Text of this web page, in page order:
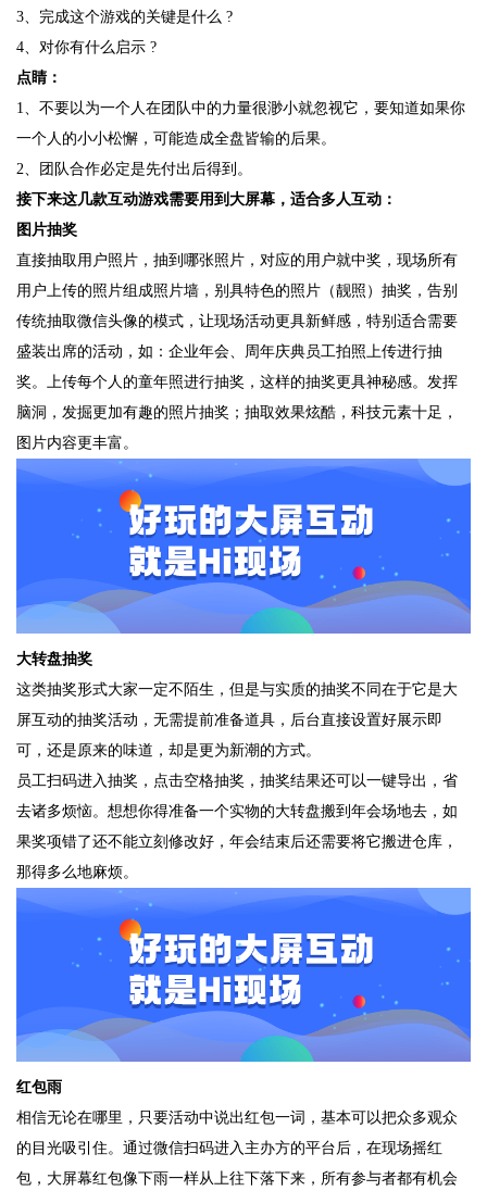
3、完成这个游戏的关键是什么 ?
4、对你有什么启示 ?
点睛：
1、不要以为一个人在团队中的力量很渺小就忽视它，要知道如果你
一个人的小小松懈，可能造成全盘皆输的后果。
2、团队合作必定是先付出后得到。
接下来这几款互动游戏需要用到大屏幕，适合多人互动：
图片抽奖
直接抽取用户照片，抽到哪张照片，对应的用户就中奖，现场所有
用户上传的照片组成照片墙，别具特色的照片（靓照）抽奖，告别
传统抽取微信头像的模式，让现场活动更具新鲜感，特别适合需要
盛装出席的活动，如：企业年会、周年庆典员工拍照上传进行抽
奖。上传每个人的童年照进行抽奖，这样的抽奖更具神秘感。发挥
脑洞，发掘更加有趣的照片抽奖；抽取效果炫酷，科技元素十足，
图片内容更丰富。
大转盘抽奖
这类抽奖形式大家一定不陌生，但是与实质的抽奖不同在于它是大
屏互动的抽奖活动，无需提前准备道具，后台直接设置好展示即
可，还是原来的味道，却是更为新潮的方式。
员工扫码进入抽奖，点击空格抽奖，抽奖结果还可以一键导出，省
去诸多烦恼。想想你得准备一个实物的大转盘搬到年会场地去，如
果奖项错了还不能立刻修改好，年会结束后还需要将它搬进仓库，
那得多么地麻烦。
红包雨
相信无论在哪里，只要活动中说出红包一词，基本可以把众多观众
的目光吸引住。通过微信扫码进入主办方的平台后，在现场摇红
包，大屏幕红包像下雨一样从上往下落下来，所有参与者都有机会